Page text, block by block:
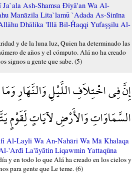
Ash-Shamsa Điyā'an Wa Al-
Manāzila Lita`lamū `Adada As-Sinīna
Dhālika 'Illā Bil-Ĥaqqi Yufaşşilu Al-
y de la luna luz, Quien ha determinado las
de años y el cómputo. Alá no ha creado
signos a gente que sabe. (5)
إِنَّ فِي اخْتِلاَفِ اللَّيْلِ وَالنَّهَارِ
السَّمَاوَاتِ وَالأَرْضِ لآيَاتٍ لِّقَوْمٍ
Al-Layli Wa An-Nahāri Wa Mā Khalaqa
'Arđi La'āyātin Liqawmin Yattaqūna
y en todo lo que Alá ha creado en los cielos y
para gente que Le teme. (6)